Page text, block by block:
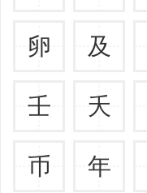
卵 及
壬 夭
币 年